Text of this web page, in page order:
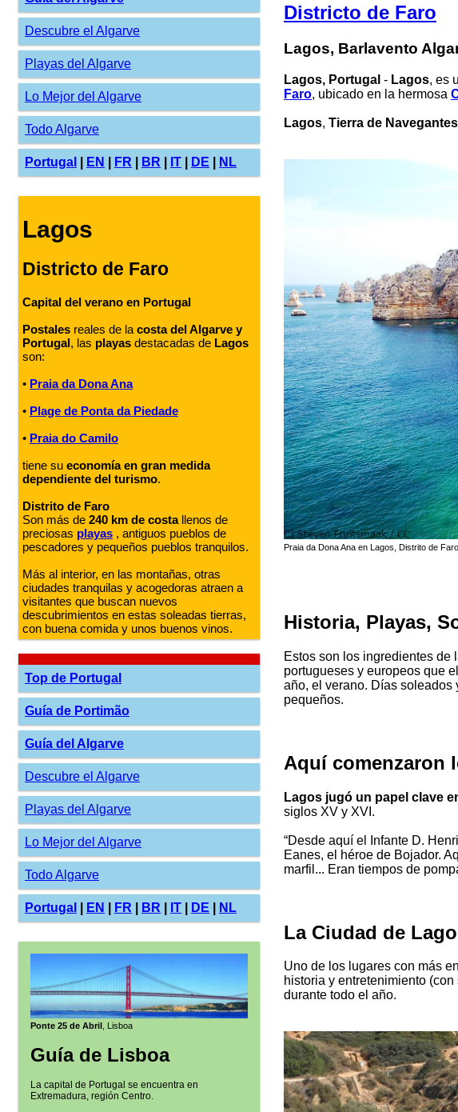
Descubre el Algarve
Playas del Algarve
Lo Mejor del Algarve
Todo Algarve
Portugal EN FR BR IT DE NL
Lagos
Districto de Faro
Capital del verano en Portugal
Postales reales de la costa del Algarve y
Portugal, las playas destacadas de Lagos
son:
• Praia da Dona Ana
• Plage de Ponta da Piedade
• Praia do Camilo
tiene su economía en gran medida
dependiente del turismo.
Distrito de Faro
Son más de 240 km de costallenos de
preciosas playas , antiguos pueblos de
pescadores y pequeños pueblos tranquilos.
Más al interior, en las montañas, otras
ciudades tranquilas y acogedoras atraen a
visitantes que buscan nuevos
descubrimientos en estas soleadas tierras,
con buena comida y unos buenos vinos.
Top de Portugal
Guía de Portimão
Guía del Algarve
Descubre el Algarve
Playas del Algarve
Lo Mejor del Algarve
Todo Algarve
Portugal EN FR BR IT DE NL
Ponte 25 de Abril , Lisboa
Guía de Lisboa
La capital de Portugal se encuentra en
Extremadura, región Centro.
Districto de Faro
Lagos, Barlavento
Lagos, Portugal - Lagos, es
Faro, ubicado en la hermosa
Lagos, Tierra de Navegantes
Praia da Dona Ana en Lagos, Distrito de
Historia, Playas,
Estos son los ingredientes de
portugueses y europeos que
año, el verano. Días soleados
pequeños.
Aquí comenzaron
Lagos jugó un papel clave
siglos XV y XVI.
“Desde aquí el Infante D.
Eanes, el héroe de Bojador.
marfil... Eran tiempos de
La Ciudad de
Uno de los lugares con más
historia y entretenimiento
durante todo el año.